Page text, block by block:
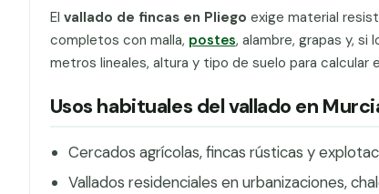
El vallado de fincas en Pliego exige material
completos con malla, postes, alambre, grapas y, si
metros lineales, altura y tipo de suelo para
Usos habituales del vallado en
Cercados agrícolas, fincas rústicas y
Vallados residenciales en urbanizaciones,